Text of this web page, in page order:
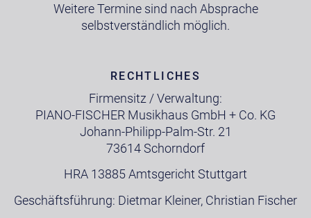
Weitere Termine sind nach Absprache
selbstverständlich möglich.
RECHTLICHES
Firmensitz / Verwaltung:
PIANO-FISCHER Musikhaus GmbH + Co. KG
Johann-Philipp-Palm-Str. 21
73614 Schorndorf
HRA 13885 Amtsgericht Stuttgart
Geschäftsführung: Dietmar Kleiner, Christian Fischer